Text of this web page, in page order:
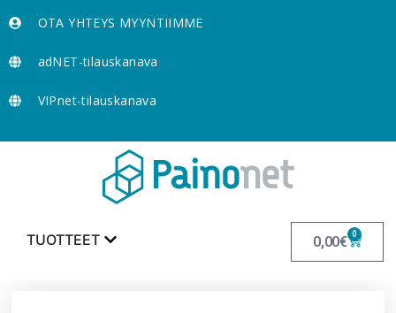
OTA YHTEYS MYYNTIIMME
adNET-tilauskanava
VIPnet-tilauskanava
TUOTTEET 0,00€ 0